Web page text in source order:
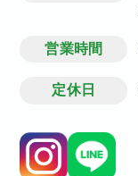
営業時間
定休日